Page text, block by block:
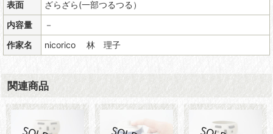
表面
ざらざら(一部つるつる）
内容量
－
作家名
nicorico 林 理子
関連商品